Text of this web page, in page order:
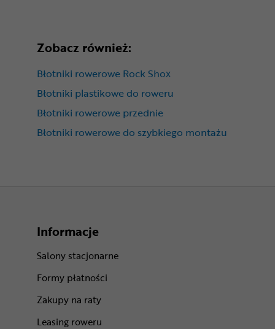
Zobacz również:
Błotniki rowerowe Rock Shox
Błotniki plastikowe do roweru
Błotniki rowerowe przednie
Błotniki rowerowe do szybkiego montażu
Informacje
Salony stacjonarne
Formy płatności
Zakupy na raty
Leasing roweru